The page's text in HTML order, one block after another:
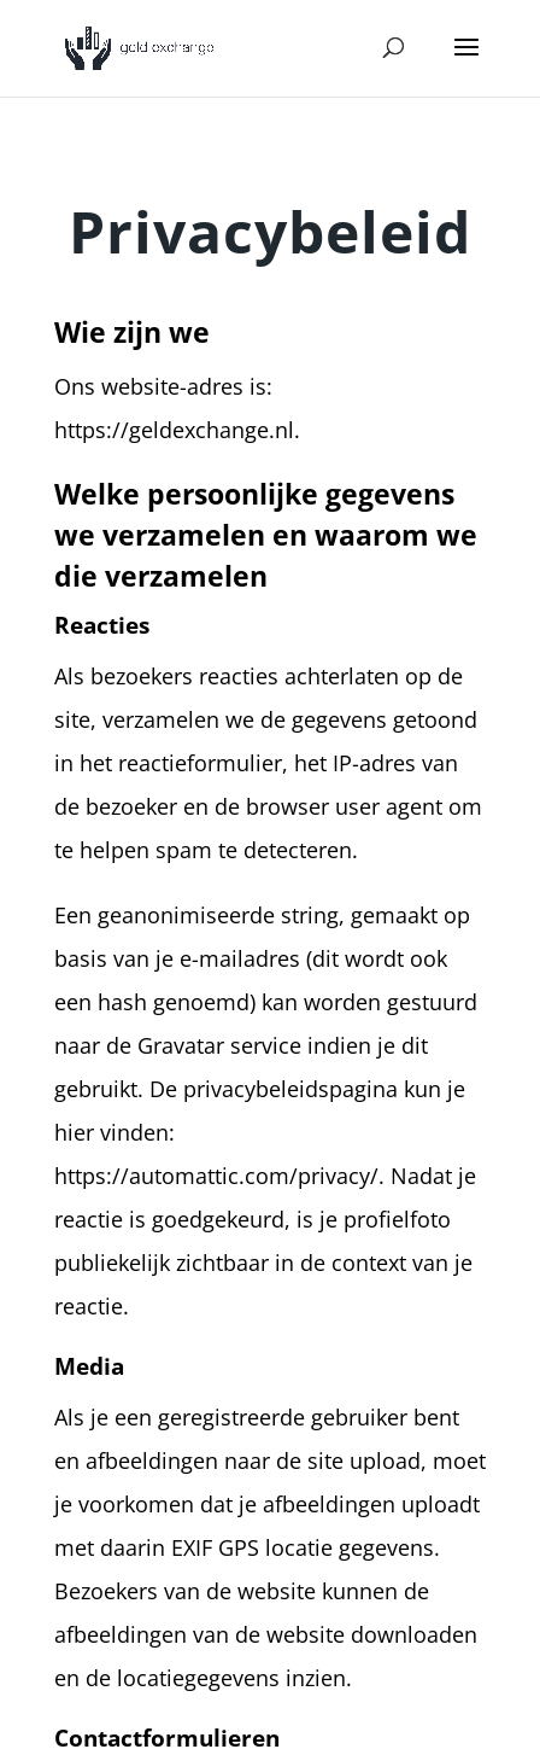
Privacybeleid
Wie zijn we
Ons website-adres is:
https://geldexchange.nl.
Welke persoonlijke gegevens
we verzamelen en waarom we
die verzamelen
Reacties
Als bezoekers reacties achterlaten op de
site, verzamelen we de gegevens getoond
in het reactieformulier, het IP-adres van
de bezoeker en de browser user agent om
te helpen spam te detecteren.
Een geanonimiseerde string, gemaakt op
basis van je e-mailadres (dit wordt ook
een hash genoemd) kan worden gestuurd
naar de Gravatar service indien je dit
gebruikt. De privacybeleidspagina kun je
hier vinden:
https://automattic.com/privacy/. Nadat je
reactie is goedgekeurd, is je profielfoto
publiekelijk zichtbaar in de context van je
reactie.
Media
Als je een geregistreerde gebruiker bent
en afbeeldingen naar de site upload, moet
je voorkomen dat je afbeeldingen uploadt
met daarin EXIF GPS locatie gegevens.
Bezoekers van de website kunnen de
afbeeldingen van de website downloaden
en de locatiegegevens inzien.
Contactformulieren